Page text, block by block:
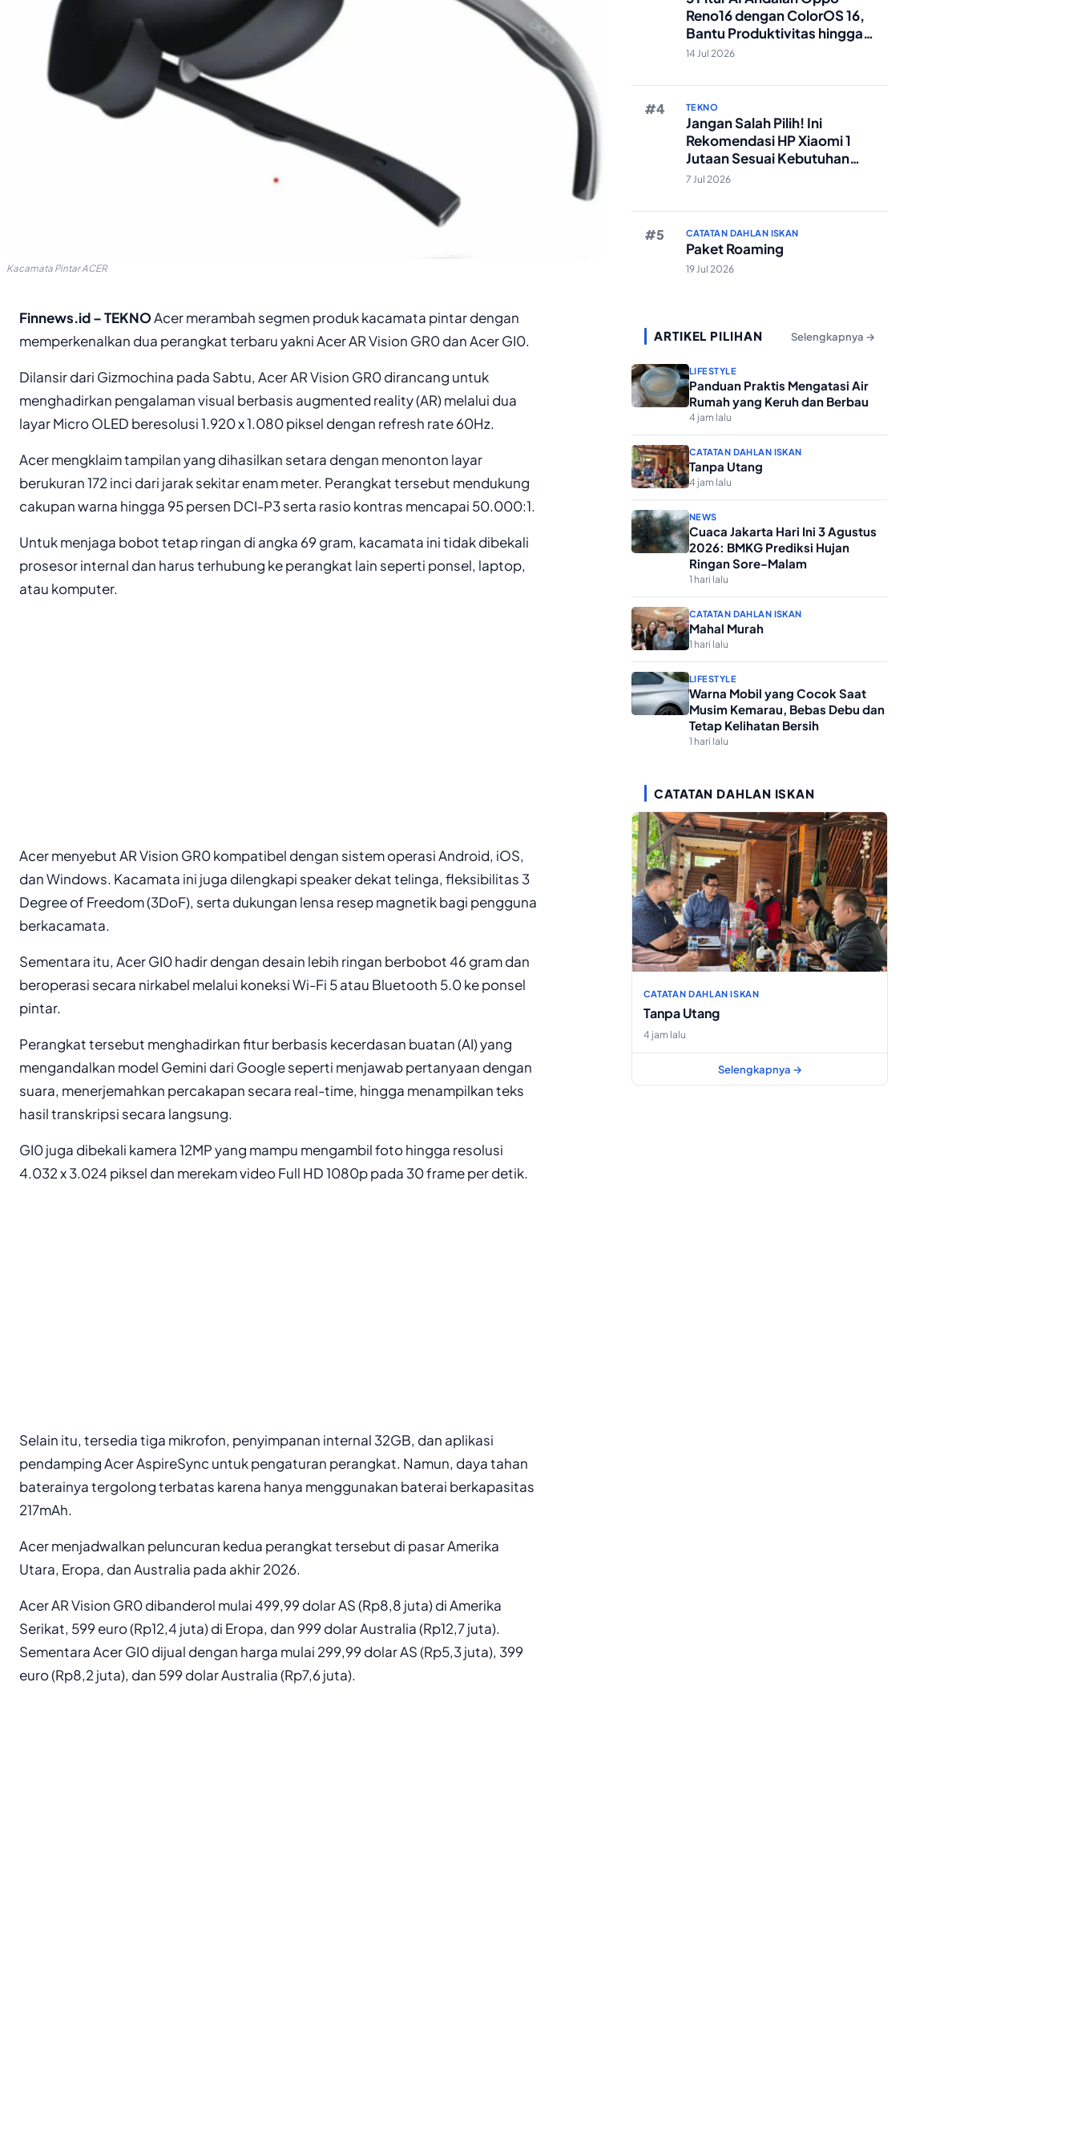
Kacamata Pintar ACER
Finnews.id – TEKNOAcer merambah segmen produk kacamata pintar dengan
memperkenalkan dua perangkat terbaru yakni Acer AR Vision GR0 dan Acer GI0.
Dilansir dari Gizmochina pada Sabtu, Acer AR Vision GR0 dirancang untuk
menghadirkan pengalaman visual berbasis augmented reality (AR) melalui dua
layar Micro OLED beresolusi 1.920 x 1.080 piksel dengan refresh rate 60Hz.
Acer mengklaim tampilan yang dihasilkan setara dengan menonton layar
berukuran 172 inci dari jarak sekitar enam meter. Perangkat tersebut mendukung
cakupan warna hingga 95 persen DCI-P3 serta rasio kontras mencapai 50.000:1.
Untuk menjaga bobot tetap ringan di angka 69 gram, kacamata ini tidak dibekali
prosesor internal dan harus terhubung ke perangkat lain seperti ponsel, laptop,
atau komputer.
Acer menyebut AR Vision GR0 kompatibel dengan sistem operasi Android, iOS,
dan Windows. Kacamata ini juga dilengkapi speaker dekat telinga, fleksibilitas 3
Degree of Freedom (3DoF), serta dukungan lensa resep magnetik bagi pengguna
berkacamata.
Sementara itu, Acer GI0 hadir dengan desain lebih ringan berbobot 46 gram dan
beroperasi secara nirkabel melalui koneksi Wi-Fi 5 atau Bluetooth 5.0 ke ponsel
pintar.
Perangkat tersebut menghadirkan fitur berbasis kecerdasan buatan (AI) yang
mengandalkan model Gemini dari Google seperti menjawab pertanyaan dengan
suara, menerjemahkan percakapan secara real-time, hingga menampilkan teks
hasil transkripsi secara langsung.
GI0 juga dibekali kamera 12MP yang mampu mengambil foto hingga resolusi
4.032 x 3.024 piksel dan merekam video Full HD 1080p pada 30 frame per detik.
Selain itu, tersedia tiga mikrofon, penyimpanan internal 32GB, dan aplikasi
pendamping Acer AspireSync untuk pengaturan perangkat. Namun, daya tahan
baterainya tergolong terbatas karena hanya menggunakan baterai berkapasitas
217mAh.
Acer menjadwalkan peluncuran kedua perangkat tersebut di pasar Amerika
Utara, Eropa, dan Australia pada akhir 2026.
Acer AR Vision GR0 dibanderol mulai 499,99 dolar AS (Rp8,8 juta) di Amerika
Serikat, 599 euro (Rp12,4 juta) di Eropa, dan 999 dolar Australia (Rp12,7 juta).
Sementara Acer GI0 dijual dengan harga mulai 299,99 dolar AS (Rp5,3 juta), 399
euro (Rp8,2 juta), dan 599 dolar Australia (Rp7,6 juta).
Reno16 dengan ColorOS 16,
Bantu Produktivitas hingga
Edit Foto Lebih Praktis
14 Jul 2026
TEKNO
Jangan Salah Pilih! Ini
Rekomendasi HP Xiaomi 1
Jutaan Sesuai Kebutuhan
Anda
7 Jul 2026
CATATAN DAHLAN ISKAN
Paket Roaming
19 Jul 2026
ARTIKEL PILIHAN Selengkapnya →
LIFESTYLE
Panduan Praktis Mengatasi Air
Rumah yang Keruh dan Berbau
4 jam lalu
CATATAN DAHLAN ISKAN
Tanpa Utang
4 jam lalu
NEWS
Cuaca Jakarta Hari Ini 3 Agustus
2026: BMKG Prediksi Hujan
Ringan Sore-Malam
1 hari lalu
CATATAN DAHLAN ISKAN
Mahal Murah
1 hari lalu
LIFESTYLE
Warna Mobil yang Cocok Saat
Musim Kemarau, Bebas Debu dan
Tetap Kelihatan Bersih
1 hari lalu
CATATAN DAHLAN ISKAN
CATATAN DAHLAN ISKAN
Tanpa Utang
4 jam lalu
Selengkapnya →